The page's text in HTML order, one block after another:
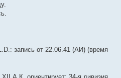
запись от 22.06.41 (АИ) (время